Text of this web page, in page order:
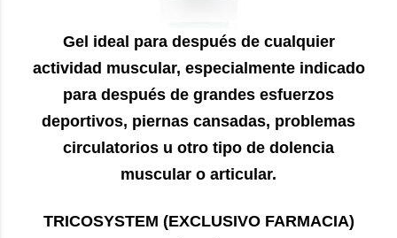
Gel ideal para después de cualquier
actividad muscular, especialmente indicado
para después de grandes esfuerzos
deportivos, piernas cansadas, problemas
circulatorios u otro tipo de dolencia
muscular o articular.
TRICOSYSTEM (EXCLUSIVO FARMACIA)